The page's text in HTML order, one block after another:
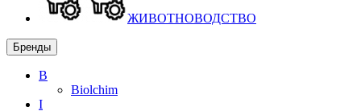
ЖИВОТНОВОДСТВО
Бренды
B
Biolchim
I